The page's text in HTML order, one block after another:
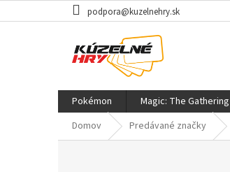
na
podpora@kuzelnehry.sk
Pokémon Magic: The Gathering
Domov
Predávané značky